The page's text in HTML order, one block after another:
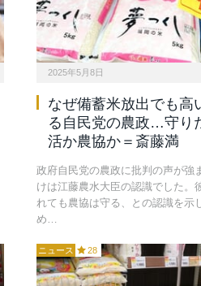
2025年5月8日
なぜ備蓄米放出でも高
る自民党の農政…守り
活か農協か＝斎藤満
政府自民党の農政に批判の声が強
けは江藤農水大臣の認識でした。
れても農協は守る、との認識を示
め…
ニュース 28